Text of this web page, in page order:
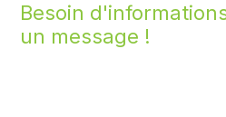
Besoin
un message !